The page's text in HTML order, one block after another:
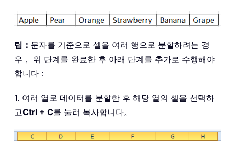
팁： 문자를 기준으로 셀을 여러 행으로 분할하려는 경
우， 위 단계를 완료한 후 아래 단계를 추가로 수행해야
합니다：
1. 여러 열로 데이터를 분할한 후 해당 열의 셀을 선택하
고Ctrl + C를 눌러 복사합니다。